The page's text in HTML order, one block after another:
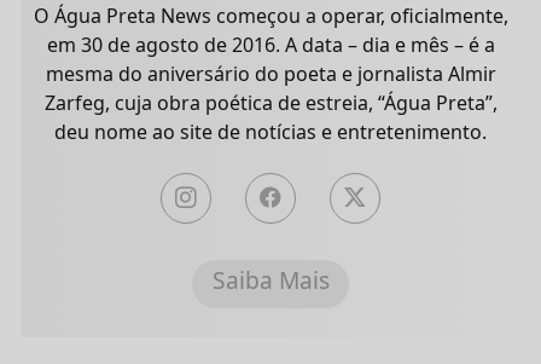
O Água Preta News começou a operar, oficialmente,
em 30 de agosto de 2016. A data – dia e mês – é a
mesma do aniversário do poeta e jornalista Almir
Zarfeg, cuja obra poética de estreia, “Água Preta”,
deu nome ao site de notícias e entretenimento.
Saiba Mais